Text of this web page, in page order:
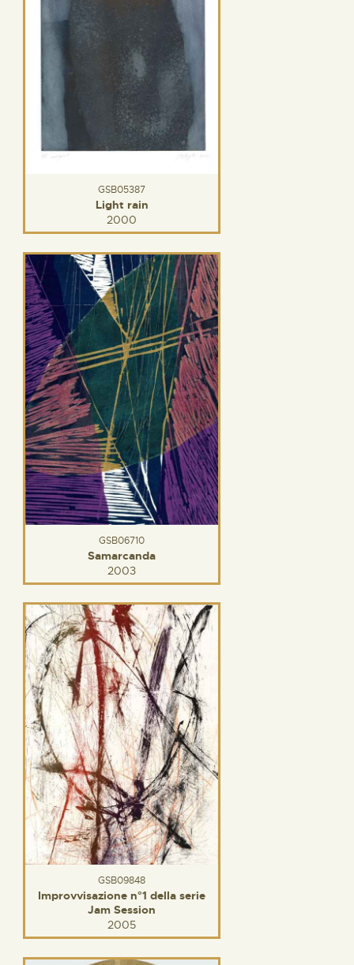
GSB05387
Light rain
2000
GSB06710
Samarcanda
2003
GSB09848
Improvvisazione n°1 della serie
Jam Session
2005